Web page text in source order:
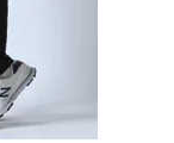
から探す